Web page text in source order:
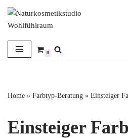
Zum
Inhalt
springen
0
Home » Farbtyp-Beratung » Einsteiger
Einsteiger